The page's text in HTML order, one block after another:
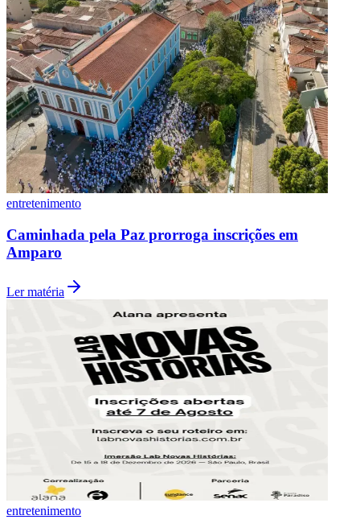
São Paulo
entretenimento
Caminhada pela Paz prorroga inscrições em
Amparo
Ler matéria
entretenimento